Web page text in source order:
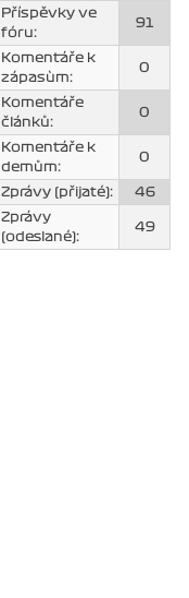
Příspěvky ve
fóru:
91
Komentáře k
zápasùm:
0
Komentáře
článků:
0
Komentáře k
demům:
0
Zprávy (přijaté):
46
Zprávy
(odeslané):
49